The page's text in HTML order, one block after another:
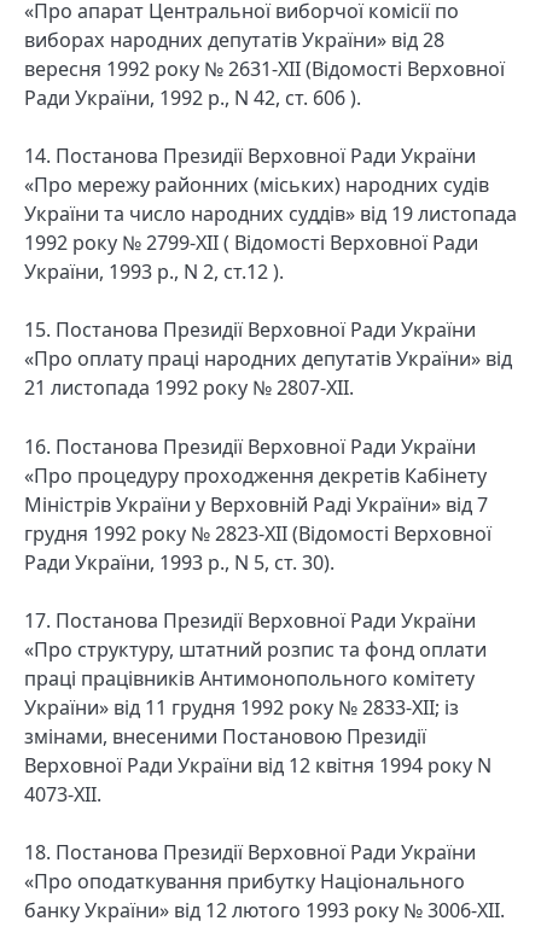
«Про апарат Центральної виборчої комісії по
виборах народних депутатів України» від 28
вересня 1992 року № 2631-XII (Відомості Верховної
Ради України, 1992 р., N 42, ст. 606 ).
14. Постанова Президії Верховної Ради України
«Про мережу районних (міських) народних судів
України та число народних суддів» від 19 листопада
1992 року № 2799-XII ( Відомості Верховної Ради
України, 1993 р., N 2, ст.12 ).
15. Постанова Президії Верховної Ради України
«Про оплату праці народних депутатів України» від
21 листопада 1992 року № 2807-XII.
16. Постанова Президії Верховної Ради України
«Про процедуру проходження декретів Кабінету
Міністрів України у Верховній Раді України» від 7
грудня 1992 року № 2823-XII (Відомості Верховної
Ради України, 1993 р., N 5, ст. 30).
17. Постанова Президії Верховної Ради України
«Про структуру, штатний розпис та фонд оплати
праці працівників Антимонопольного комітету
України» від 11 грудня 1992 року № 2833-XII; із
змінами, внесеними Постановою Президії
Верховної Ради України від 12 квітня 1994 року N
4073-XII.
18. Постанова Президії Верховної Ради України
«Про оподаткування прибутку Національного
банку України» від 12 лютого 1993 року № 3006-XII.